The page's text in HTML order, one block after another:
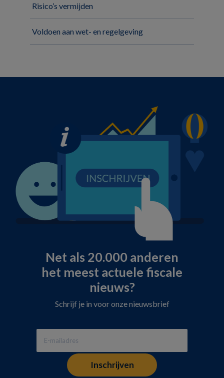
Risico’s vermijden
Voldoen aan wet- en regelgeving
Net als 20.000 anderen
het meest actuele fiscale
nieuws?
Schrijf je in voor onze nieuwsbrief